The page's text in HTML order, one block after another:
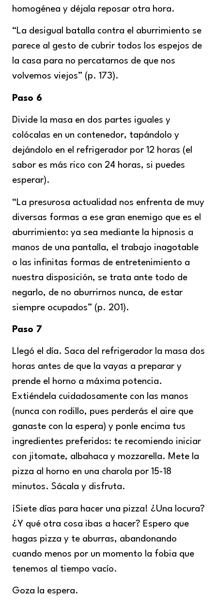
homogénea y déjala reposar otra hora.
“La desigual batalla contra el aburrimiento se
parece al gesto de cubrir todos los espejos de
la casa para no percatarnos de que nos
volvemos viejos” (p. 173).
Paso 6
Divide la masa en dos partes iguales y
colócalas en un contenedor, tapándolo y
dejándolo en el refrigerador por 12 horas (el
sabor es más rico con 24 horas, si puedes
esperar).
“La presurosa actualidad nos enfrenta de muy
diversas formas a ese gran enemigo que es el
aburrimiento: ya sea mediante la hipnosis a
manos de una pantalla, el trabajo inagotable
o las infinitas formas de entretenimiento a
nuestra disposición, se trata ante todo de
negarlo, de no aburrirnos nunca, de estar
siempre ocupados” (p. 201).
Paso 7
Llegó el día. Saca del refrigerador la masa dos
horas antes de que la vayas a preparar y
prende el horno a máxima potencia.
Extiéndela cuidadosamente con las manos
(nunca con rodillo, pues perderás el aire que
ganaste con la espera) y ponle encima tus
ingredientes preferidos: te recomiendo iniciar
con jitomate, albahaca y mozzarella. Mete la
pizza al horno en una charola por 15-18
minutos. Sácala y disfruta.
¡Siete días para hacer una pizza! ¿Una locura?
¿Y qué otra cosa ibas a hacer? Espero que
hagas pizza y te aburras, abandonando
cuando menos por un momento la fobia que
tenemos al tiempo vacío.
Goza la espera.